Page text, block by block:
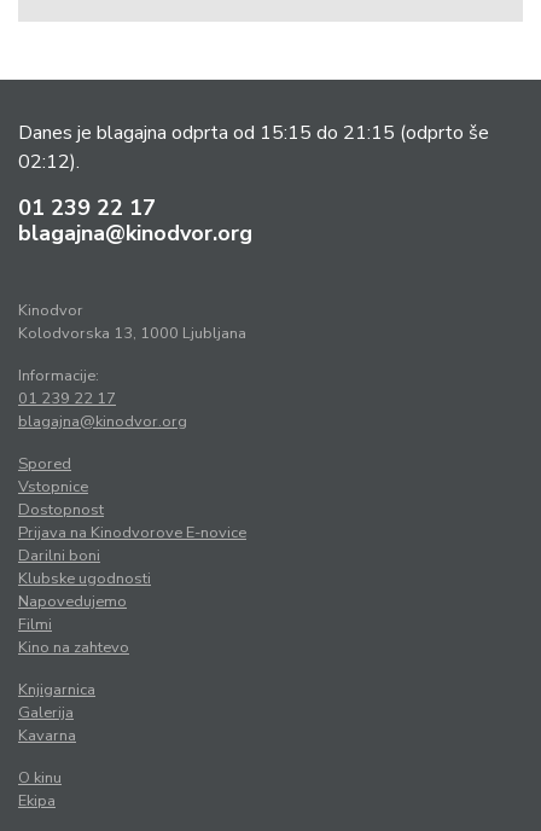
Danes je blagajna odprta od 15:15 do 21:15 (odprto še
02:12).
01 239 22 17
blagajna@kinodvor.org
Kinodvor
Kolodvorska 13, 1000 Ljubljana
Informacije:
01 239 22 17
blagajna@kinodvor.org
Spored
Vstopnice
Dostopnost
Prijava na Kinodvorove E-novice
Darilni boni
Klubske ugodnosti
Napovedujemo
Filmi
Kino na zahtevo
Knjigarnica
Galerija
Kavarna
O kinu
Ekipa